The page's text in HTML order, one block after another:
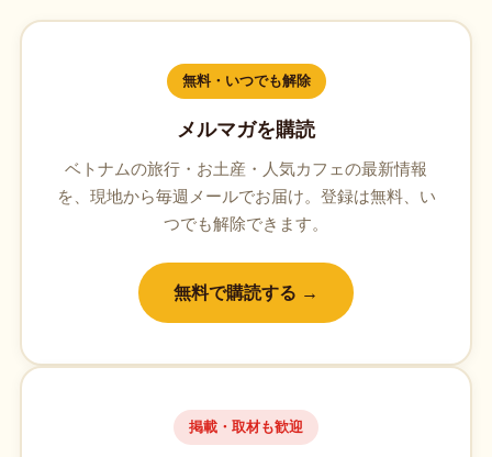
無料・いつでも解除
メルマガを購読
ベトナムの旅行・お土産・人気カフェの最新情報
を、現地から毎週メールでお届け。登録は無料、い
つでも解除できます。
無料で購読する →
掲載・取材も歓迎